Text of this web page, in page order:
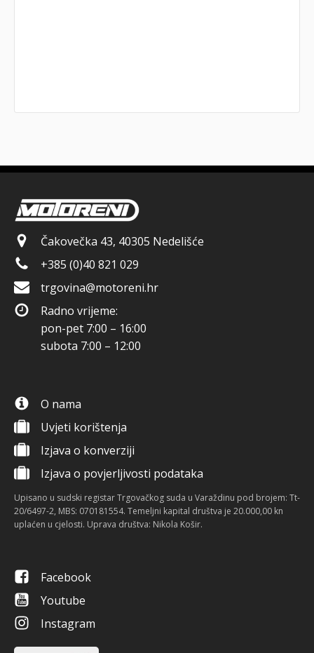
Čakovečka 43, 40305 Nedelišće
+385 (0)40 821 029
trgovina@motoreni.hr
Radno vrijeme:
pon-pet 7:00 – 16:00
subota 7:00 – 12:00
O nama
Uvjeti korištenja
Izjava o konverziji
Izjava o povjerljivosti podataka
Upisano u sudski registar Trgovačkog suda u Varaždinu pod brojem: Tt-
20/6497-2, MBS: 070181554. Temeljni kapital društva je 20.000,00 kn
uplaćen u cjelosti. Uprava društva: Nikola Košir.
Facebook
Youtube
Instagram